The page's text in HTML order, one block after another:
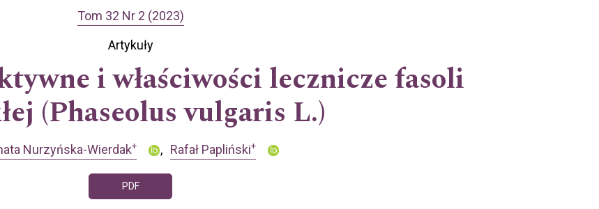
Tom 32 Nr 2 (2023)
Artykuły
i właściwości lecznicze fasoli
(Phaseolus vulgaris L.)
Nurzyńska-Wierdak+ Rafał Papliński+
PDF